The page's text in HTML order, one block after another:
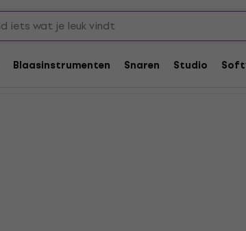
Blaasinstrumenten Snaren Studio